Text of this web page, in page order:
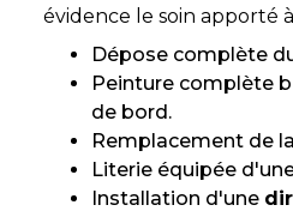
évidence le soin apporté
Dépose complète
Peinture complète
de bord.
Remplacement de
Literie équipée
Installation d'une